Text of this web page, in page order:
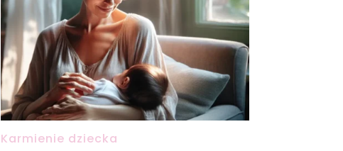
Karmienie dziecka